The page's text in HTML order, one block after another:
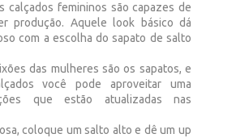
calçados femininos são capazes de
produção. Aquele look básico dá
com a escolha do sapato de salto
das mulheres são os sapatos, e
você pode aproveitar uma
que estão atualizadas nas
coloque um salto alto e dê um up